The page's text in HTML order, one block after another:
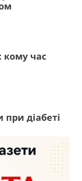
кому час
діабеті